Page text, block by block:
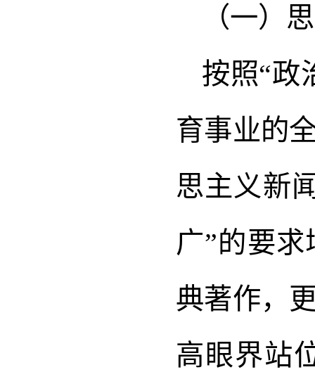
（一）
按照“政
育事业的
思主义新
广”的要
典著作，
高眼界站